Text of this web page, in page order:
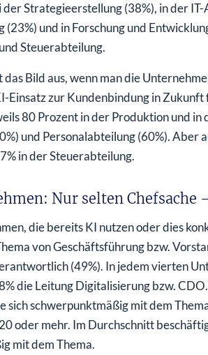
Strategieerstellung (38%), in der
(23%) und in Forschung und
Steuerabteilung.
das Bild aus, wenn man die
Einsatz zur Kundenbindung in
80 Prozent in der Produktion und
und Personalabteilung (60%). Aber
in der Steuerabteilung.
Nur selten
die bereits KI nutzen oder dies
von Geschäftsführung bzw.
(49%). In jedem vierten
die Leitung Digitalisierung bzw.
sich schwerpunktmäßig mit dem
oder mehr. Im Durchschnitt
mit dem Thema.